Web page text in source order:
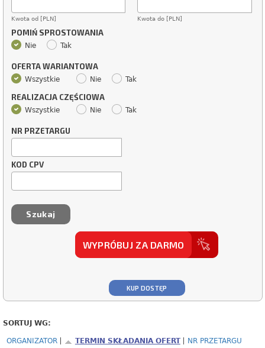
Kwota od [PLN] Kwota do [PLN]
POMIŃ SPROSTOWANIA
Nie Tak
OFERTA WARIANTOWA
Wszystkie Nie Tak
REALIZACJA CZĘŚCIOWA
Wszystkie Nie Tak
NR PRZETARGU
KOD CPV
WYPRÓBUJ ZA DARMO
KUP DOSTĘP
SORTUJ WG:
ORGANIZATOR TERMIN SKŁADANIA OFERT NR PRZETARGU